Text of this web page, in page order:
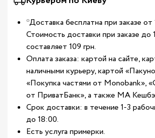
*Доставка бесплатна при заказе от
Стоимость доставки при заказе до
составляет 109 грн.
Оплата заказа: картой на сайте,
наличными курьеру, картой
«Покупка частями от Monobank»,
от ПриватБанк», а также МА
Срок доставки: в течение 1-3
до 18:00.
Есть услуга примерки.